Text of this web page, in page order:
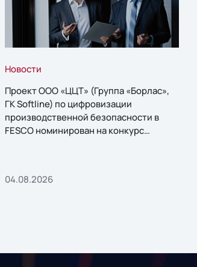
Новости
Проект ООО «ЦЦТ» (Группа «Борлас»,
ГК Softline) по цифровизации
производственной безопасности в
FESCO номинирован на конкурс
04.08.2026